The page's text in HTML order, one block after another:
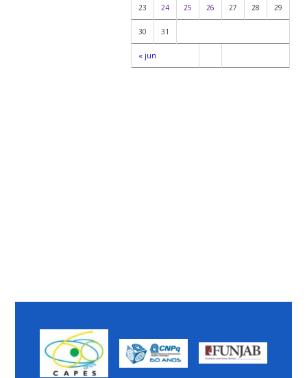
« jun
23 24 25 26 27 28 29
30 31